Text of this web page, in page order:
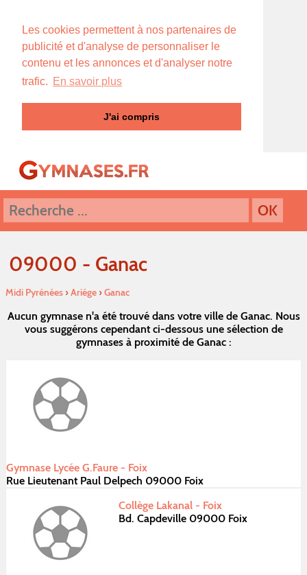
Les cookies permettent à nos partenaires de
publicité et d'analyse de personnaliser le
contenu et les annonces et d'analyser notre
trafic. En savoir plus
J'ai compris
09000 - Ganac
Midi Pyrénées›Ariége›Ganac
Aucun gymnase n'a été trouvé dans votre ville de Ganac. Nous
vous suggérons cependant ci-dessous une sélection de
gymnases à proximité de Ganac :
Gymnase Lycée G.Faure - Foix
Rue Lieutenant Paul Delpech 09000 Foix
Collège Lakanal - Foix
Bd. Capdeville 09000 Foix